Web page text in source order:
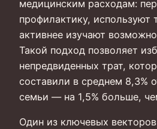
медицинским расходам:
профилактику, используют
активнее изучают
Такой подход позволяет
непредвиденных трат,
составили в среднем 8,3%
семьи — на 1,5% больше,
Один из ключевых